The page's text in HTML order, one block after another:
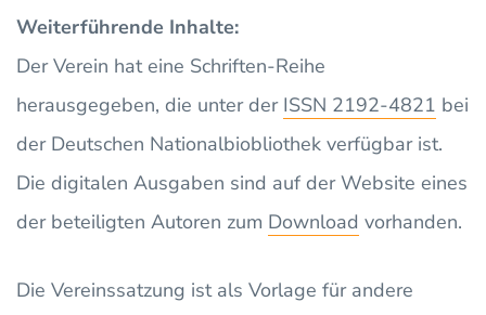
Weiterführende Inhalte:
Der Verein hat eine Schriften-Reihe
herausgegeben, die unter der ISSN 2192-4821 bei
der Deutschen Nationalbiobliothek verfügbar ist.
Die digitalen Ausgaben sind auf der Website eines
der beteiligten Autoren zum Download vorhanden.
Die Vereinssatzung ist als Vorlage für andere